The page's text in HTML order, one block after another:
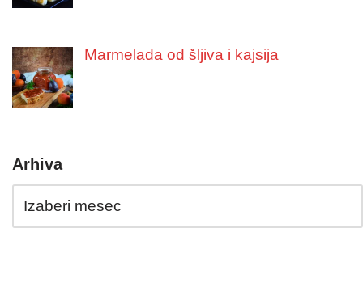
Marmelada od šljiva i kajsija
Arhiva